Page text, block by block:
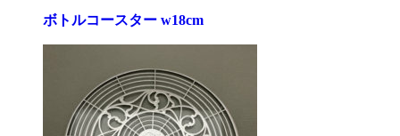
ボトルコースター w18cm